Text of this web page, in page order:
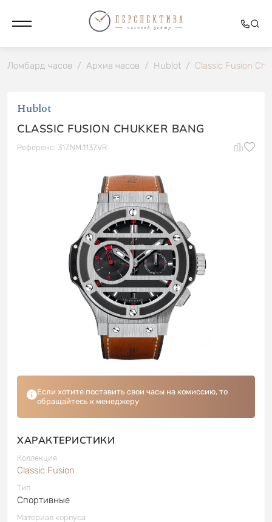
Ломбард часов / Архив часов / Hublot / Classic Fusion
Hublot
CLASSIC FUSION CHUKKER BANG
Референс: 317.NM.1137.VR
Если хотите поставить свои часы на комиссию, то
обращайтесь к менеджеру
ХАРАКТЕРИСТИКИ
Коллекция
Classic Fusion
Тип
Спортивные
Материал корпуса